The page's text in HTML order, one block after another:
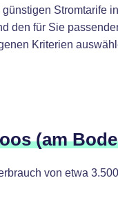
Stromtarife in
den für Sie
Kriterien
(am
von etwa 3.500